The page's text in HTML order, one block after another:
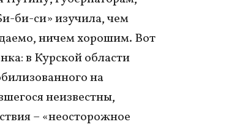
би-си» изучила, чем
ничем хорошим. Вот
в Курской области
на
неизвестны,
– «неосторожное